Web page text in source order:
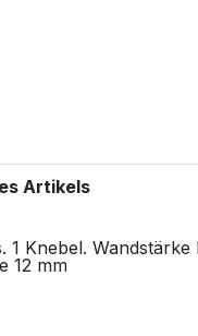
Artikels
1 Knebel.
12 mm